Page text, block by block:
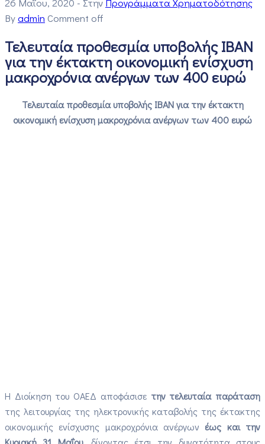
Byadmin Comment off
Τελευταία προθεσμία υποβολής ΙΒΑΝ
για την έκτακτη οικονομική ενίσχυση
μακροχρόνια ανέργων των 400 ευρώ
Τελευταία προθεσμία υποβολής ΙΒΑΝ για την έκτακτη
οικονομική ενίσχυση μακροχρόνια ανέργων των 400 ευρώ
Η Διοίκηση του ΟΑΕΔ αποφάσισε την τελευταία παράταση
της λειτουργίας της ηλεκτρονικής καταβολής της έκτακτης
οικονομικής ενίσχυσης μακροχρόνια ανέργων έως και την